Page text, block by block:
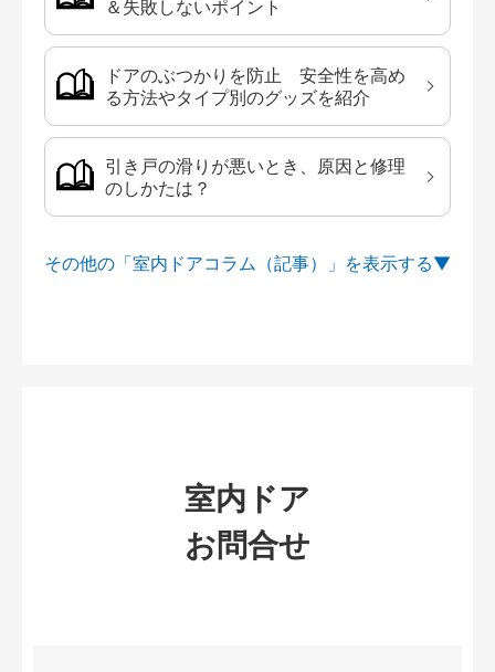
＆失敗しないポイント
ドアのぶつかりを防止 安全性を高め
る方法やタイプ別のグッズを紹介
引き戸の滑りが悪いとき、原因と修理
のしかたは？
その他の「室内ドアコラム（記事）」を
室内ドア
お問合せ